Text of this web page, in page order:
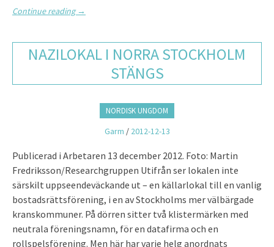
Continue reading →
NAZILOKAL I NORRA STOCKHOLM
STÄNGS
NORDISK UNGDOM
Garm / 2012-12-13
Publicerad i Arbetaren 13 december 2012. Foto: Martin
Fredriksson/Researchgruppen Utifrån ser lokalen inte
särskilt uppseendeväckande ut – en källarlokal till en vanlig
bostadsrättsförening, i en av Stockholms mer välbärgade
kranskommuner. På dörren sitter två klistermärken med
neutrala före­ningsnamn, för en datafirma och en
rollspelsförening. Men här har varje helg anordnats